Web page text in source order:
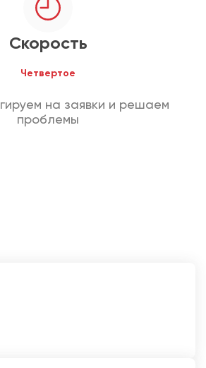
Скорость
Четвертое
на заявки и решаем
проблемы